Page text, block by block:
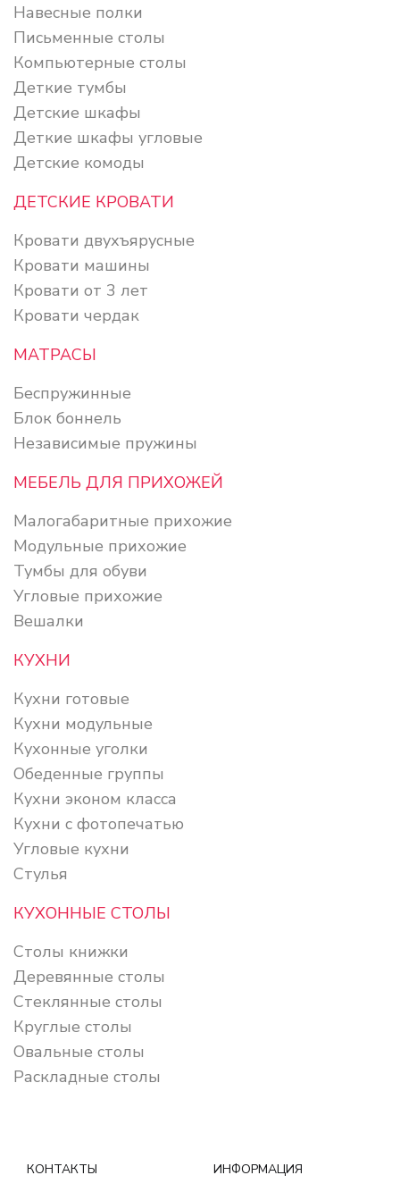
Навесные полки
Письменные столы
Компьютерные столы
Деткие тумбы
Детские шкафы
Деткие шкафы угловые
Детские комоды
ДЕТСКИЕ КРОВАТИ
Кровати двухъярусные
Кровати машины
Кровати от 3 лет
Кровати чердак
МАТРАСЫ
Беспружинные
Блок боннель
Независимые пружины
МЕБЕЛЬ ДЛЯ ПРИХОЖЕЙ
Малогабаритные прихожие
Модульные прихожие
Тумбы для обуви
Угловые прихожие
Вешалки
КУХНИ
Кухни готовые
Кухни модульные
Кухонные уголки
Обеденные группы
Кухни эконом класса
Кухни с фотопечатью
Угловые кухни
Стулья
КУХОННЫЕ СТОЛЫ
Столы книжки
Деревянные столы
Стеклянные столы
Круглые столы
Овальные столы
Раскладные столы
КОНТАКТЫ ИНФОРМАЦИЯ